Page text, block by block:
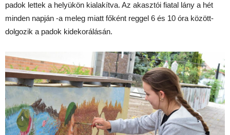
padok lettek a helyükön kialakítva. Az akasztói fiatal lány a hét
minden napján -a meleg miatt főként reggel 6 és 10 óra között-
dolgozik a padok kidekorálásán.